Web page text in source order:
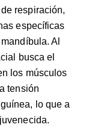
respiración,
específicas
Al
busca el
los músculos
tensión
lo que a